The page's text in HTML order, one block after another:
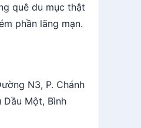
quê du mục thật
phần lãng mạn.
N3, P. Chánh
Dầu Một, Bình